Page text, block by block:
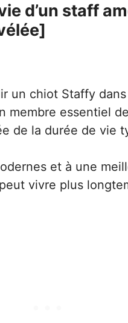
d’un staff
un chiot Staffy
membre essentiel
de la durée de vie
et à une
vivre plus